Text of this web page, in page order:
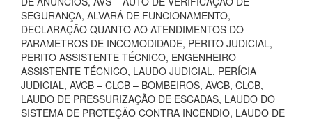
SEGURANÇA, ALVARÁ DE FUNCIONAMENTO,
DECLARAÇÃO QUANTO AO ATENDIMENTOS DO
PARAMETROS DE INCOMODIDADE, PERITO JUDICIAL,
PERITO ASSISTENTE TÉCNICO, ENGENHEIRO
ASSISTENTE TÉCNICO, LAUDO JUDICIAL, PERÍCIA
JUDICIAL, AVCB – CLCB – BOMBEIROS, AVCB, CLCB,
LAUDO DE PRESSURIZAÇÃO DE ESCADAS, LAUDO DO
SISTEMA DE PROTEÇÃO CONTRA INCENDIO, LAUDO DE